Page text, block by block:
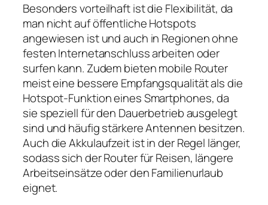
Besonders vorteilhaft ist die Flexibilität, da
man nicht auf öffentliche Hotspots
angewiesen ist und auch in Regionen ohne
festen Internetanschluss arbeiten oder
surfen kann. Zudem bieten mobile Router
meist eine bessere Empfangsqualität als die
Hotspot‑Funktion eines Smartphones, da
sie speziell für den Dauerbetrieb ausgelegt
sind und häufig stärkere Antennen besitzen.
Auch die Akkulaufzeit ist in der Regel länger,
sodass sich der Router für Reisen, längere
Arbeitseinsätze oder den Familienurlaub
eignet.